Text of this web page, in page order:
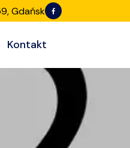
Gdańsk
Kontakt